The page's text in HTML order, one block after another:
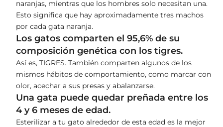
naranjas, mientras que los hombres solo necesitan una.
Esto significa que hay aproximadamente tres machos
por cada gata naranja.
Los gatos comparten el 95,6% de su
composición genética con los tigres.
Así es, TIGRES. También comparten algunos de los
mismos hábitos de comportamiento, como marcar con
olor, acechar a sus presas y abalanzarse.
Una gata puede quedar preñada entre los
4 y 6 meses de edad.
Esterilizar a tu gato alrededor de esta edad es la mejor